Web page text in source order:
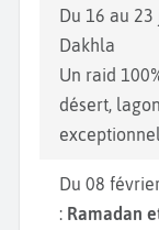
Du 16 au
Dakhla
Un raid
désert,
Du 08
: Ramadan